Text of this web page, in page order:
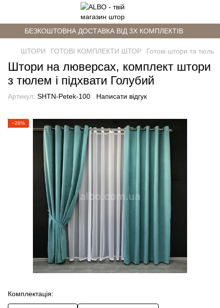
БЕЗКОШТОВНА ДОСТАВКА ВІД 3Х КОМПЛЕКТІВ
ШТОРИ ГОТОВІ КОМПЛЕКТИ ШТОР Готові штори та тюль
Штори на люверсах, комплект штори
з тюлем і підхвати Голубий
Артикул: SHTN-Petek-100 Написати відгук
−26%
Комплектація: